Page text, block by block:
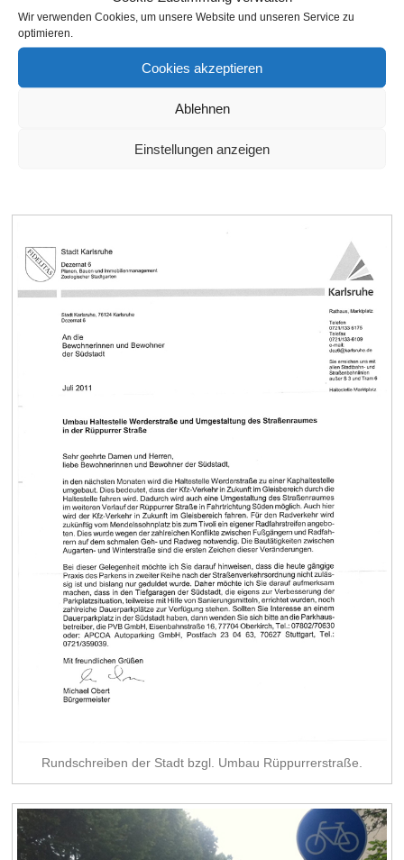
Wir verwenden Cookies, um unsere Website und unseren Service zu
optimieren.
Cookies akzeptieren
Ablehnen
Einstellungen anzeigen
Rundschreiben der Stadt bzgl. Umbau Rüppurrerstraße.